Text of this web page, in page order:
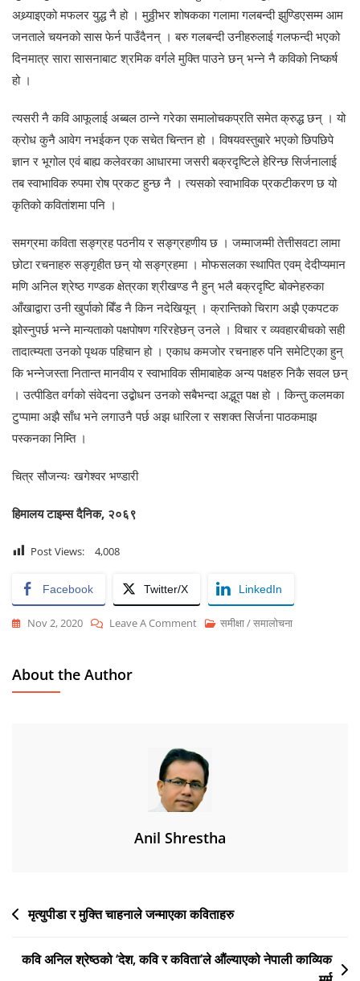
अथ्र्याइएको मफलर युद्ध नै हो । मुठ्ठीभर शोषकका गलामा गलबन्दी झुण्डिएसम्म आम
जनताले चयनको सास फेर्न पाउँदैनन् । बरु गलबन्दी उनीहरुलाई गलफन्दी भएको
दिनमात्र सारा सासनाबाट श्रमिक वर्गले मुक्ति पाउने छन् भन्ने नै कविको निष्कर्ष
हो ।
त्यसरी नै कवि आफूलाई अब्बल ठान्ने गरेका समालोचकप्रति समेत क्रुद्ध छन् । यो
क्रोध कुनै आवेग नभईकन एक सचेत चिन्तन हो । विषयवस्तुबारे भएको छिपछिपे
ज्ञान र भूगोल एवं बाह्य कलेवरका आधारमा जसरी बक्रदृष्टिले हेरिन्छ सिर्जनालाई
तब स्वाभाविक रुपमा रोष प्रकट हुन्छ नै । त्यसको स्वाभाविक प्रकटीकरण छ यो
कृतिको कवितांशमा पनि ।
समग्रमा कविता सङ्ग्रह पठनीय र सङ्ग्रहणीय छ । जम्माजम्मी तेत्तीसवटा लामा
छोटा रचनाहरु सङ्गृहीत छन् यो सङ्ग्रहमा । मोफसलका स्थापित एवम् देदीप्यमान
मणि अनिल श्रेष्ठ गण्डक क्षेत्रका श्रीखण्ड नै हुन् भलै बक्रदृष्टि बोक्नेहरुका
आँखाद्वारा उनी खुर्पाको बिँड नै किन नदेखियून् । क्रान्तिको चिराग अझै एकपटक
झोस्नुपर्छ भन्ने मान्यताको पक्षपोषण गरिरहेछन् उनले । विचार र व्यवहारबीचको सही
तादात्म्यता उनको पृथक पहिचान हो । एकाध कमजोर रचनाहरु पनि समेटिएका हुन्
कि भन्नेजस्ता नितान्त मानवीय र स्वाभाविक सीमाबाहेक अन्य पक्षहरु निकै सवल छन्
। उत्पीडित वर्गको संवेदना उद्बोधन उनको सबैभन्दा अद्भूत पक्ष हो । किन्तु कलमका
टुप्पामा अझै साँध भने लगाउनै पर्छ अझ धारिला र सशक्त सिर्जना पाठकमाझ
पस्कनका निम्ति ।
चित्र सौजन्यः खगेश्वर भण्डारी
हिमालय टाइम्स दैनिक, २०६९
Post Views: 4,008
Facebook Twitter/X LinkedIn
Nov 2, 2020 Leave A CommentOn
समीक्षा / समालोचना
About the Author
Anil Shrestha
Post
मृत्युपीडा र मुक्ति चाहनाले जन्माएका कविताहरु
कवि अनिल श्रेष्ठको ‘देश, कवि र कविता’ले औंल्याएको नेपाली काव्यिक